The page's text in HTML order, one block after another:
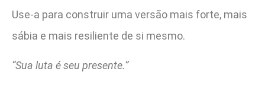
Use-a para construir uma versão mais forte, mais
sábia e mais resiliente de si mesmo.
“Sua luta é seu presente.”